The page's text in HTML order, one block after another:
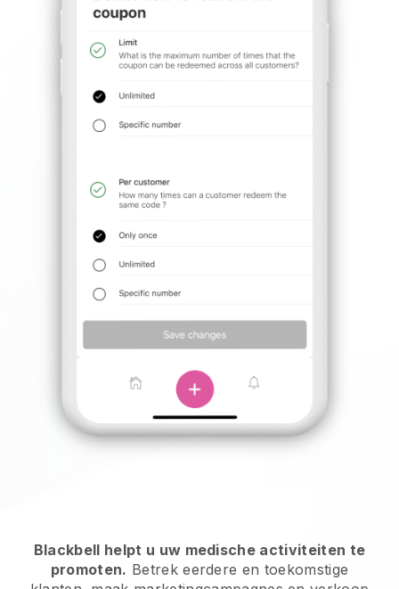
Blackbell helpt u uw medische activiteiten te
promoten. Betrek eerdere en toekomstige